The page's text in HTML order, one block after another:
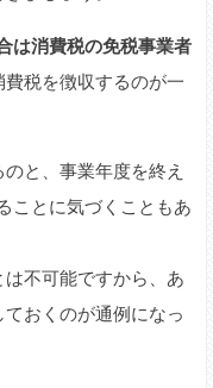
は消費税の免税事業者
税を徴収するのが一
と、事業年度を終え
ことに気づくこともあ
不可能ですから、あ
おくのが通例になっ